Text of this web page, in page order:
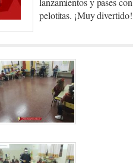
pelotitas. ¡Muy divertido!